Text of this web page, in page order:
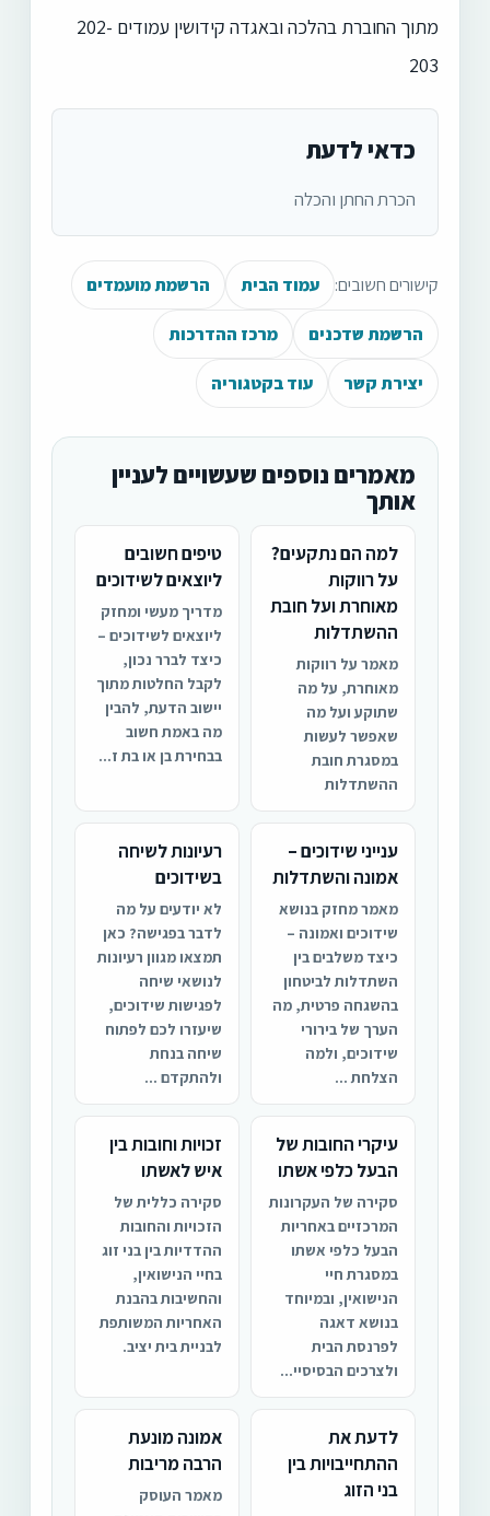
מתוך החוברת בהלכה ובאגדה קידושין עמודים 202-
203
כדאי לדעת
הכרת החתן והכלה
קישורים חשובים: עמוד הבית הרשמת מועמדים
הרשמת שדכנים מרכז ההדרכות
יצירת קשר עוד בקטגוריה
מאמרים נוספים שעשויים לעניין
אותך
למה הם נתקעים?
על רווקות
מאוחרת ועל חובת
ההשתדלות
מאמר על רווקות
מאוחרת, על מה
שתוקע ועל מה
שאפשר לעשות
במסגרת חובת
ההשתדלות
טיפים חשובים
ליוצאים לשידוכים
מדריך מעשי ומחזק
ליוצאים לשידוכים –
כיצד לברר נכון,
לקבל החלטות מתוך
יישוב הדעת, להבין
מה באמת חשוב
בבחירת בן או בת ז...
ענייני שידוכים –
אמונה והשתדלות
מאמר מחזק בנושא
שידוכים ואמונה –
כיצד משלבים בין
השתדלות לביטחון
בהשגחה פרטית, מה
הערך של בירורי
שידוכים, ולמה
הצלחת ...
רעיונות לשיחה
בשידוכים
לא יודעים על מה
לדבר בפגישה? כאן
תמצאו מגוון רעיונות
לנושאי שיחה
לפגישות שידוכים,
שיעזרו לכם לפתוח
שיחה בנחת
ולהתקדם ...
עיקרי החובות של
הבעל כלפי אשתו
סקירה של העקרונות
המרכזיים באחריות
הבעל כלפי אשתו
במסגרת חיי
הנישואין, ובמיוחד
בנושא דאגה
לפרנסת הבית
ולצרכים הבסיסיי...
זכויות וחובות בין
איש לאשתו
סקירה כללית של
הזכויות והחובות
ההדדיות בין בני זוג
בחיי הנישואין,
והחשיבות בהבנת
האחריות המשותפת
לבניית בית יציב.
לדעת את
ההתחייבויות בין
בני הזוג
אמונה מונעת
הרבה מריבות
מאמר העוסק